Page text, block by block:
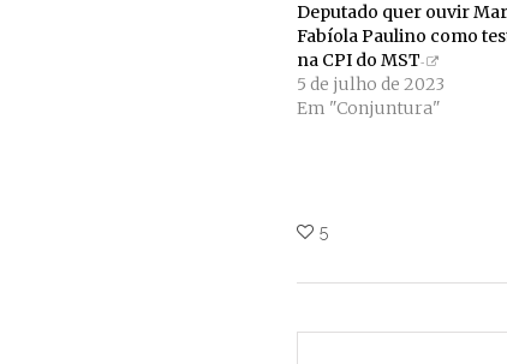
Deputado quer ouvir
Fabíola Paulino como
na CPI do MST
5 de julho de 2023
Em "Conjuntura"
5